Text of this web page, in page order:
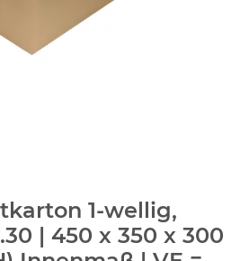
1-wellig,
| 450 x 350 x 300